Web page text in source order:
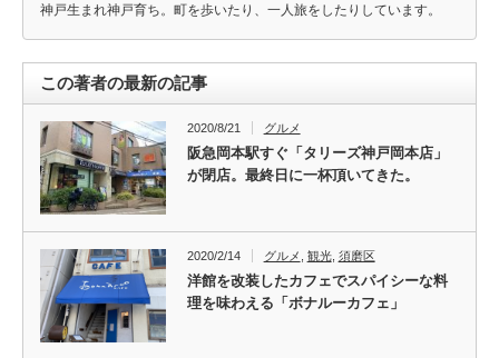
神戸生まれ神戸育ち。町を歩いたり、一人旅をしたりしています。
この著者の最新の記事
2020/8/21 グルメ
阪急岡本駅すぐ「タリーズ神戸岡本店」
が閉店。最終日に一杯頂いてきた。
2020/2/14 グルメ 観光, 須磨区
洋館を改装したカフェでスパイシーな料
理を味わえる「ボナルーカフェ」